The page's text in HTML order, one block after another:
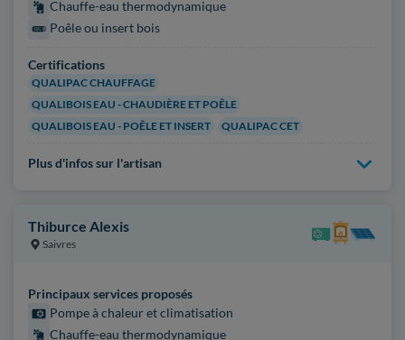
Chauffe-eau thermodynamique
Poêle ou insert bois
Certifications
QUALIPAC CHAUFFAGE
QUALIBOIS EAU - CHAUDIÈRE ET POÊLE
QUALIBOIS EAU - POÊLE ET INSERT
QUALIPAC CET
Plus d'infos sur l'artisan
Thiburce Alexis
Saivres
Principaux services proposés
Pompe à chaleur et climatisation
Chauffe-eau thermodynamique